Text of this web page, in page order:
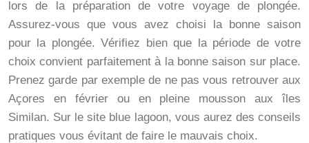
lors de la préparation de votre voyage de plongée.
Assurez-vous que vous avez choisi la bonne saison
pour la plongée. Vérifiez bien que la période de votre
choix convient parfaitement à la bonne saison sur place.
Prenez garde par exemple de ne pas vous retrouver aux
Açores en février ou en pleine mousson aux îles
Similan. Sur le site blue lagoon, vous aurez des conseils
pratiques vous évitant de faire le mauvais choix.